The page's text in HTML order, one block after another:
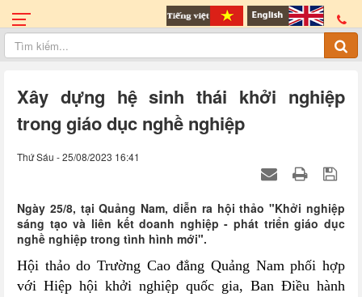
Xây dựng hệ sinh thái khởi nghiệp
trong giáo dục nghề nghiệp
Thứ Sáu - 25/08/2023 16:41
Ngày 25/8, tại Quảng Nam, diễn ra hội thảo "Khởi nghiệp
sáng tạo và liên kết doanh nghiệp - phát triển giáo dục
nghề nghiệp trong tình hình mới".
Hội thảo do Trường Cao đẳng Quảng Nam phối hợp
với Hiệp hội khởi nghiệp quốc gia, Ban Điều hành